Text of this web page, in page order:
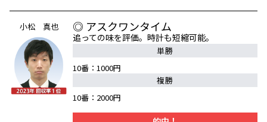
小松 真也 ◎ アスクワンタイム
追っての味を評価。時計も短縮可能。
単勝
10番：1000円
複勝
10番：2000円